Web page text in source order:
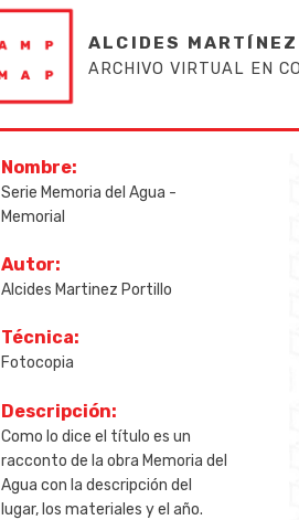
ALCIDES
ARCHIVO VIRTUAL EN
Nombre:
Serie Memoria del Agua -
Memorial
Autor:
Alcides Martinez Portillo
Técnica:
Fotocopia
Descripción:
Como lo dice el título es un
racconto de la obra Memoria del
Agua con la descripción del
lugar, los materiales y el año.